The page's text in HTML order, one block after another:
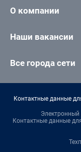
О компании
Наши вакансии
Все города сети
Контактные данные
Электронный
Контактные данные